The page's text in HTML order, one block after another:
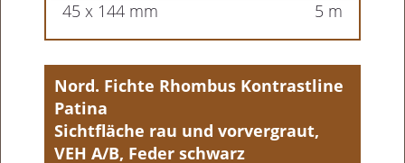
45 x 144 mm
5 m
Nord. Fichte Rhombus Kontrastline
Patina
Sichtfläche rau und vorvergraut,
VEH A/B, Feder schwarz